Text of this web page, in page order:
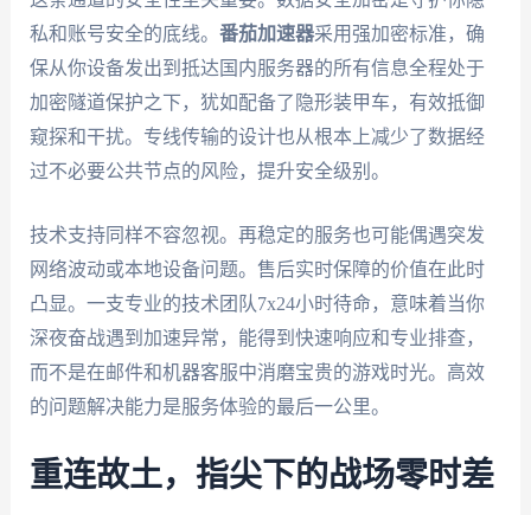
私和账号安全的底线。 番茄加速器采用强加密标准，确
保从你设备发出到抵达国内服务器的所有信息全程处于
加密隧道保护之下，犹如配备了隐形装甲车，有效抵御
窥探和干扰。专线传输的设计也从根本上减少了数据经
过不必要公共节点的风险，提升安全级别。
技术支持同样不容忽视。再稳定的服务也可能偶遇突发
网络波动或本地设备问题。售后实时保障的价值在此时
凸显。一支专业的技术团队7x24小时待命，意味着当你
深夜奋战遇到加速异常，能得到快速响应和专业排查，
而不是在邮件和机器客服中消磨宝贵的游戏时光。高效
的问题解决能力是服务体验的最后一公里。
重连故土，指尖下的战场零时差